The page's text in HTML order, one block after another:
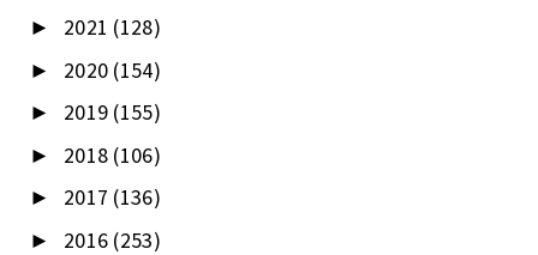
► 2021 (128)
► 2020 (154)
► 2019 (155)
► 2018 (106)
► 2017 (136)
► 2016 (253)